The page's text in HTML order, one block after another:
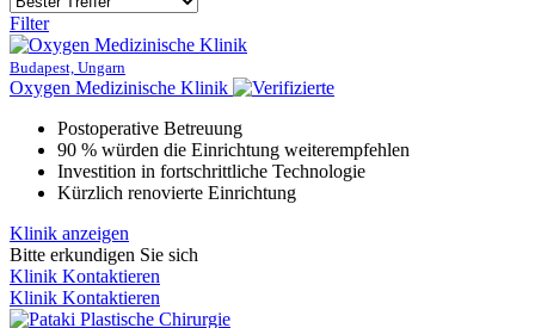
Filter
Budapest, Ungarn
Oxygen Medizinische Klinik
Postoperative Betreuung
90 % würden die Einrichtung weiterempfehlen
Investition in fortschrittliche Technologie
Kürzlich renovierte Einrichtung
Klinik anzeigen
Bitte erkundigen Sie sich
Klinik Kontaktieren
Klinik Kontaktieren